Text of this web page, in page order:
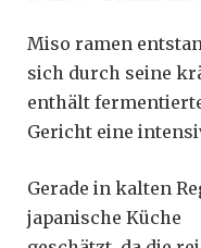
Miso ramen
sich durch seine
enthält
Gericht eine
Gerade in kalten
japanische Küche